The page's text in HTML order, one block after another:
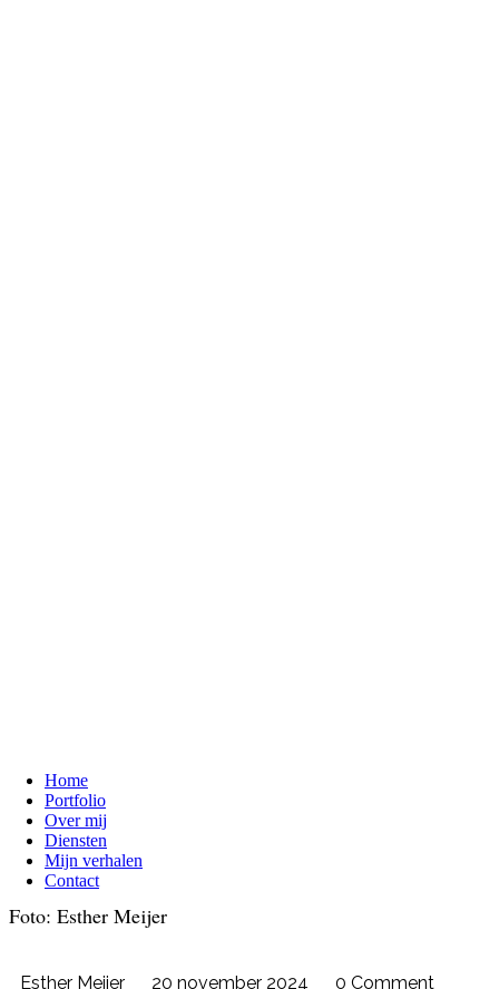
Home
Portfolio
Over mij
Diensten
Mijn verhalen
Contact
Foto: Esther Meijer
Esther Meijer 20 november 2024 0 Comment